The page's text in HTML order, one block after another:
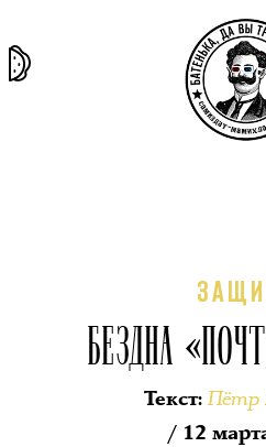
БЕЗДНА
Текст:Пётр
/ 12